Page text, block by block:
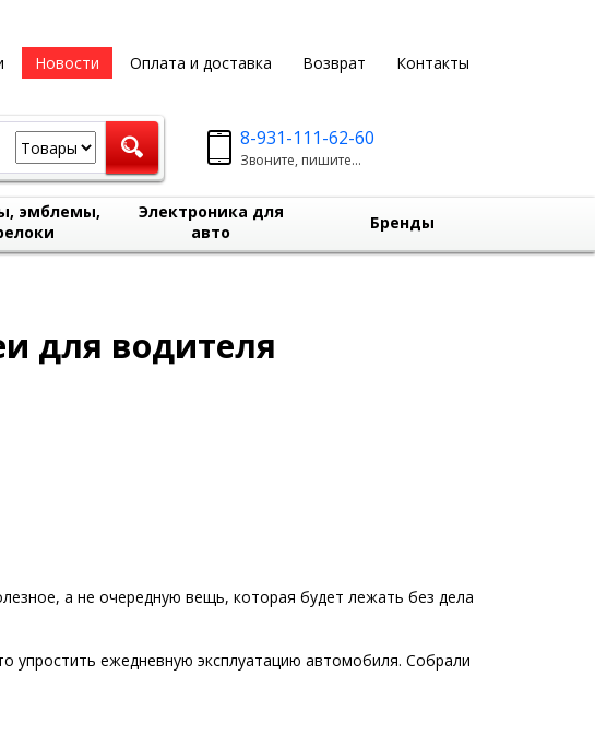
Новости Оплата и доставка Возврат Контакты
8-931-111-62-60
Звоните, пишите...
эмблемы,
Электроника для
авто
Бренды
для водителя
а не очередную вещь, которая будет лежать без дела
упростить ежедневную эксплуатацию автомобиля. Собрали